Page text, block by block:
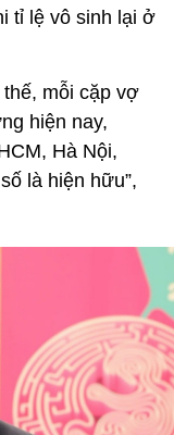
tỉ lệ vô sinh lại ở
mỗi cặp vợ
hiện nay,
Hà Nội,
là hiện hữu”,